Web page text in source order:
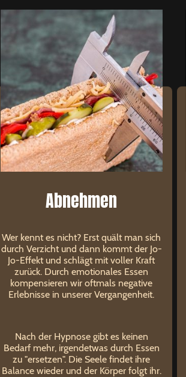
Abnehmen
Wer kennt es nicht? Erst quält man sich
durch Verzicht und dann kommt der Jo-
Jo-Effekt und schlägt mit voller Kraft
zurück. Durch emotionales Essen
kompensieren wir oftmals negative
Erlebnisse in unserer Vergangenheit.
Nach der Hypnose gibt es keinen
Bedarf mehr, irgendetwas durch Essen
zu "ersetzen". Die Seele findet ihre
Balance wieder und der Körper folgt ihr.